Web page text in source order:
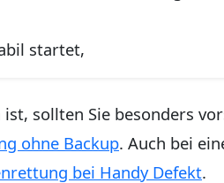
startet,
sollten Sie besonders
ohne Backup. Auch bei
bei Handy Defekt.